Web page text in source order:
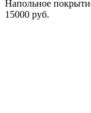
Напольное
15000 руб.